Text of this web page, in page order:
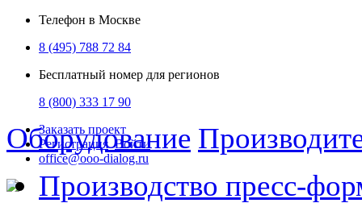
Телефон в Москве
8 (495) 788 72 84
Бесплатный номер для регионов
8 (800) 333 17 90
Заказать проект
Регистрация Войти
office@ooo-dialog.ru
Оборудование
Производство пресс-